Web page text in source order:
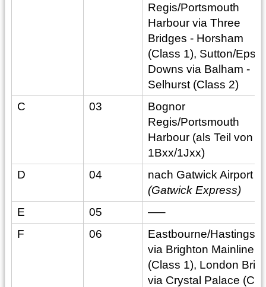
Regis/Portsmouth
Harbour via Three
Bridges - Horsham
(Class 1), Sutton/
Downs via Balham -
Selhurst (Class 2)
C
03
Bognor
Regis/Portsmouth
Harbour (als Teil von
1Bxx/1Jxx)
D
04
nach Gatwick Airport
(Gatwick Express)
E
05
—–
F
06
Eastbourne/Hastings/
via Brighton Mainline
(Class 1), London
via Crystal Palace